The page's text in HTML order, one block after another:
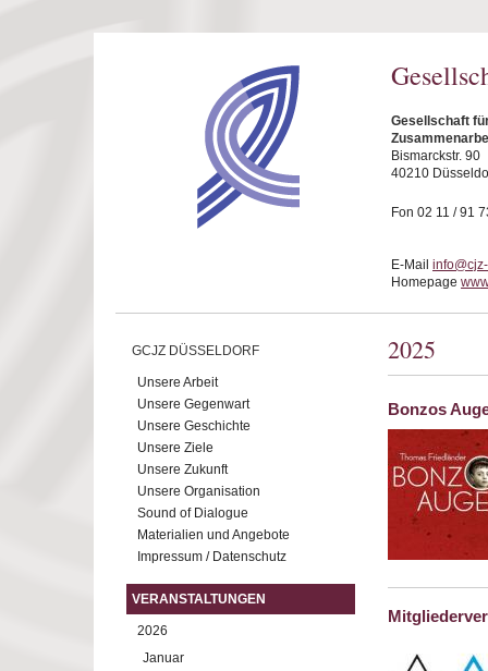
Gesellschaft
Bismarckstr. 90
40210
Fon 02 11 / 91
E-Mail
Homepage
GCJZ DÜSSELDORF
Unsere Arbeit
Unsere Gegenwart
Unsere Geschichte
Unsere Ziele
Unsere Zukunft
Unsere Organisation
Sound of Dialogue
Materialien und Angebote
Impressum / Datenschutz
VERANSTALTUNGEN
2026
Januar
2025
Bonzos